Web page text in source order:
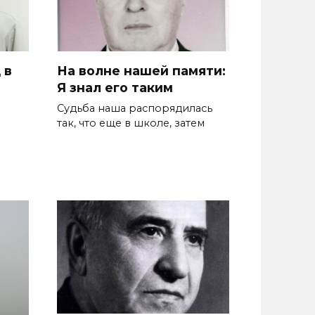
в
На волне нашей памяти:
Я знал его таким
Судьба наша распорядилась
так, что еще в школе, затем